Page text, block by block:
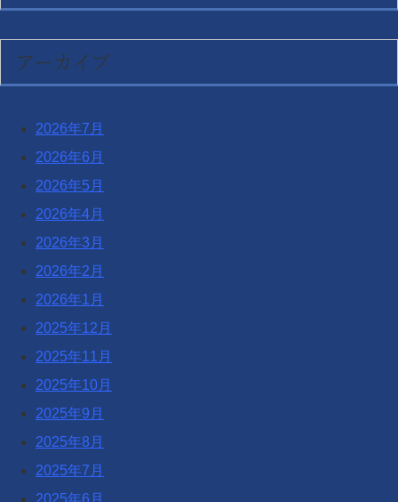
アーカイブ
2026年7月
2026年6月
2026年5月
2026年4月
2026年3月
2026年2月
2026年1月
2025年12月
2025年11月
2025年10月
2025年9月
2025年8月
2025年7月
2025年6月